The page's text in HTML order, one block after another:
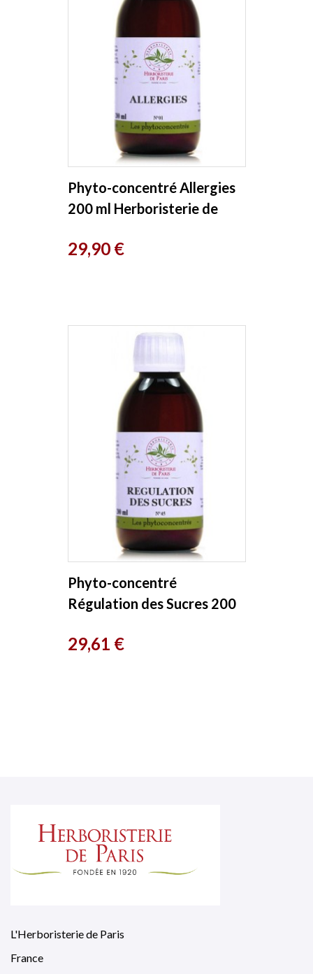
Phyto-concentré Allergies
200 ml Herboristerie de
Prix
29,90 €
Phyto-concentré
Régulation des Sucres 200
Prix
29,61 €
L'Herboristerie de Paris
France